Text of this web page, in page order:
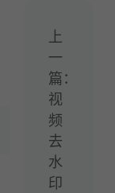
上
一
篇：
视
频
去
水
印